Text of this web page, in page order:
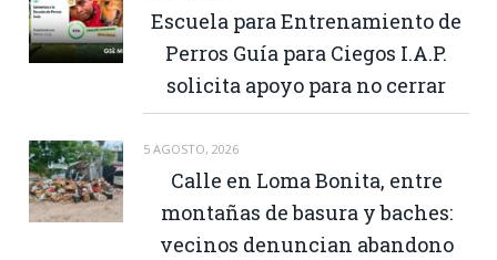
Escuela para Entrenamiento de
Perros Guía para Ciegos I.A.P.
solicita apoyo para no cerrar
5 AGOSTO, 2026
Calle en Loma Bonita, entre
montañas de basura y baches:
vecinos denuncian abandono